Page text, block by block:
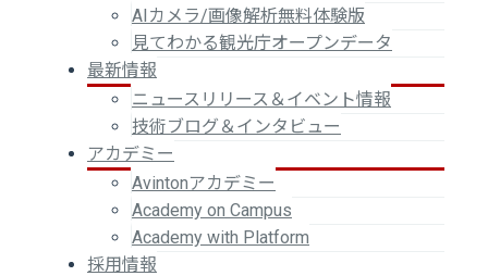
AIカメラ/画像解析無料体験版
見てわかる観光庁オープンデータ
最新情報
ニュースリリース＆イベント情報
技術ブログ＆インタビュー
アカデミー
Avintonアカデミー
Academy on Campus
Academy with Platform
採用情報